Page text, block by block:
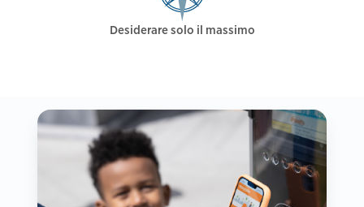
Desiderare solo il massimo